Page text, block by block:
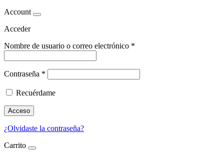
Account
Acceder
Nombre de usuario o correo electrónico *
Contraseña *
Recuérdame
Acceso
¿Olvidaste la contraseña?
Carrito